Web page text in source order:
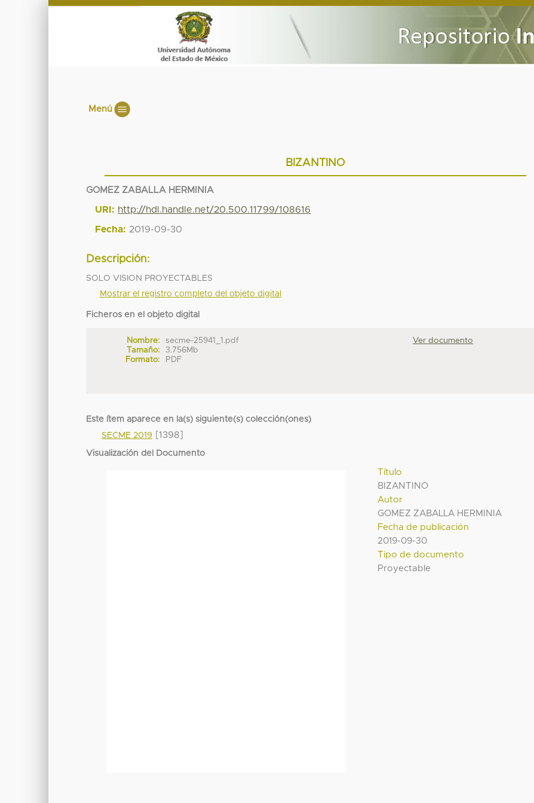
Menú
BIZANTINO
GOMEZ ZABALLA HERMINIA
URI: http://hdl.handle.net/20.500.11799/108616
Fecha: 2019-09-30
Descripción:
SOLO VISION PROYECTABLES
Mostrar el registro completo del objeto digital
Ficheros en el objeto digital
Nombre:
secme-25941_1.pdf
Tamaño:
3.756Mb
Formato:
PDF
Ver documento
Este ítem aparece en la(s) siguiente(s) colección(ones)
SECME 2019
[1398]
Visualización del Documento
Título
BIZANTINO
Autor
GOMEZ ZABALLA HERMINIA
Fecha de publicación
2019-09-30
Tipo de documento
Proyectable